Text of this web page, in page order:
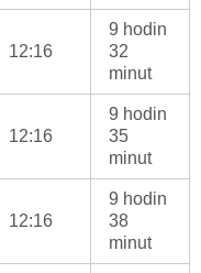
12:16
9 hodin
32
minut
12:16
9 hodin
35
minut
12:16
9 hodin
38
minut